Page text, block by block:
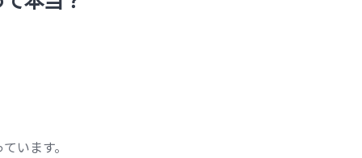
います。